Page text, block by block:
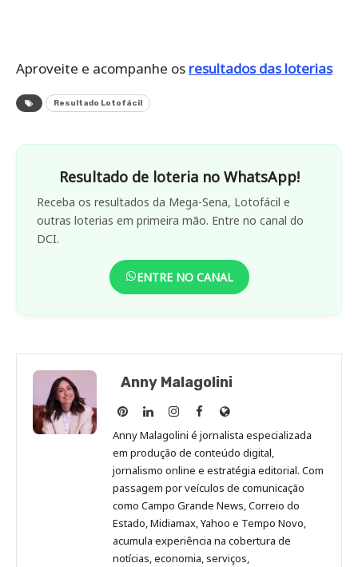
Aproveite e acompanhe os resultados das loterias
Resultado Lotofácil
Resultado de loteria no WhatsApp!
Receba os resultados da Mega-Sena, Lotofácil e
outras loterias em primeira mão. Entre no canal do
DCI.
ENTRE NO CANAL
Anny Malagolini
Anny
Malagolini
no
Pinterest
Anny
Malagolini
no
LinkedIn
Anny
Malagolini
no
Instagram
Anny
Malagolini
no
Facebook
Site
de
Anny
Malagolini
Anny Malagolini é jornalista especializada
em produção de conteúdo digital,
jornalismo online e estratégia editorial. Com
passagem por veículos de comunicação
como Campo Grande News, Correio do
Estado, Midiamax, Yahoo e Tempo Novo,
acumula experiência na cobertura de
notícias, economia, serviços,